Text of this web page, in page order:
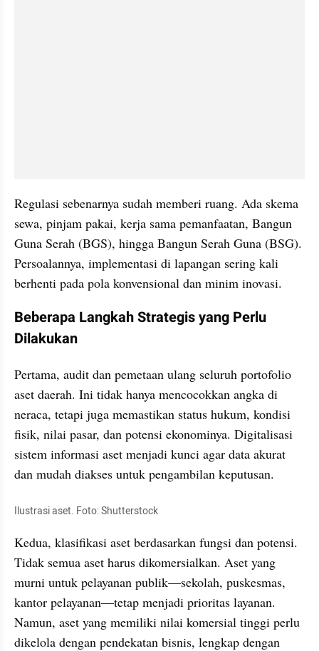
Regulasi sebenarnya sudah memberi ruang. Ada skema
sewa, pinjam pakai, kerja sama pemanfaatan, Bangun
Guna Serah (BGS), hingga Bangun Serah Guna (BSG).
Persoalannya, implementasi di lapangan sering kali
berhenti pada pola konvensional dan minim inovasi.
Beberapa Langkah Strategis yang Perlu
Dilakukan
Pertama, audit dan pemetaan ulang seluruh portofolio
aset daerah. Ini tidak hanya mencocokkan angka di
neraca, tetapi juga memastikan status hukum, kondisi
fisik, nilai pasar, dan potensi ekonominya. Digitalisasi
sistem informasi aset menjadi kunci agar data akurat
dan mudah diakses untuk pengambilan keputusan.
Ilustrasi aset. Foto: Shutterstock
Kedua, klasifikasi aset berdasarkan fungsi dan potensi.
Tidak semua aset harus dikomersialkan. Aset yang
murni untuk pelayanan publik—sekolah, puskesmas,
kantor pelayanan—tetap menjadi prioritas layanan.
Namun, aset yang memiliki nilai komersial tinggi perlu
dikelola dengan pendekatan bisnis, lengkap dengan